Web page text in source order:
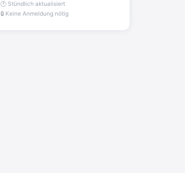
🕐 Stündlich aktualisiert
🔒 Keine Anmeldung nötig